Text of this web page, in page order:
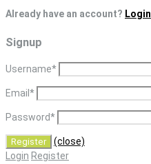
Already have an account? Login
Signup
Username*
Email *
Password*
(close)
Login Register